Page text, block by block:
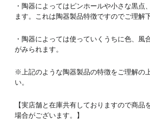
・陶器によってはピンホールや小さな黒点
ます。これは陶器製品特徴ですのでご理解
・陶器によっては使っていくうちに色、風
がみられます。
※上記のような陶器製品の特徴をご理解の
い。
【実店舗と在庫共有しておりますので商品
場合がございます。】